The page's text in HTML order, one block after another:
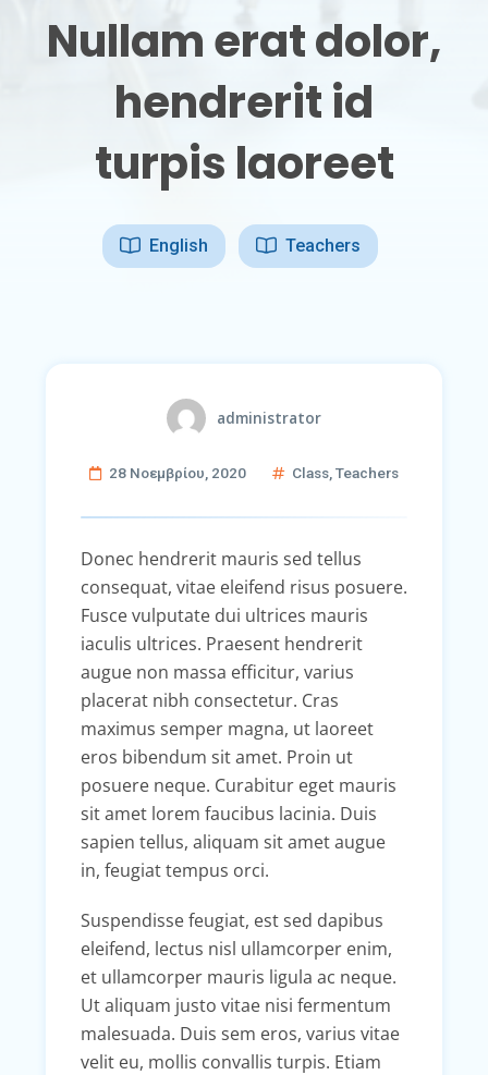
Nullam erat dolor,
hendrerit id
turpis laoreet
English Teachers
administrator
28 Νοεμβρίου, 2020 Class Teachers
Donec hendrerit mauris sed tellus
consequat, vitae eleifend risus posuere.
Fusce vulputate dui ultrices mauris
iaculis ultrices. Praesent hendrerit
augue non massa efficitur, varius
placerat nibh consectetur. Cras
maximus semper magna, ut laoreet
eros bibendum sit amet. Proin ut
posuere neque. Curabitur eget mauris
sit amet lorem faucibus lacinia. Duis
sapien tellus, aliquam sit amet augue
in, feugiat tempus orci.
Suspendisse feugiat, est sed dapibus
eleifend, lectus nisl ullamcorper enim,
et ullamcorper mauris ligula ac neque.
Ut aliquam justo vitae nisi fermentum
malesuada. Duis sem eros, varius vitae
velit eu, mollis convallis turpis. Etiam